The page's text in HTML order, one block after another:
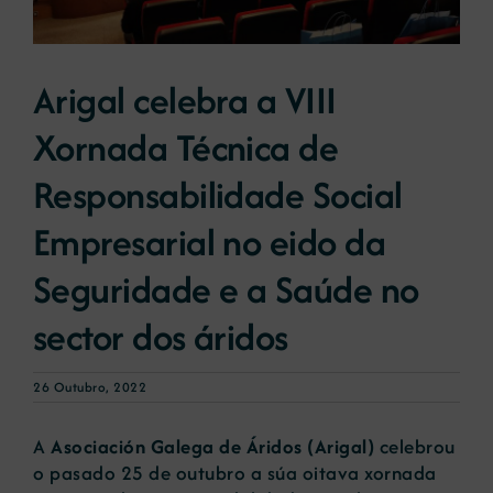
Portal de emprego
Contacto
Arigal celebra a VIII
Xornada Técnica de
Responsabilidade Social
Empresarial no eido da
Seguridade e a Saúde no
sector dos áridos
26 Outubro, 2022
A Asociación Galega de Áridos (Arigal) celebrou
o pasado 25 de outubro a súa oitava xornada